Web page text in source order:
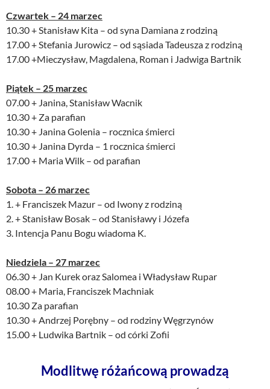
Czwartek – 24 marzec
10.30 + Stanisław Kita – od syna Damiana z rodziną
17.00 + Stefania Jurowicz – od sąsiada Tadeusza z rodziną
17.00 +Mieczysław, Magdalena, Roman i Jadwiga Bartnik
Piątek – 25 marzec
07.00 + Janina, Stanisław Wacnik
10.30 + Za parafian
10.30 + Janina Golenia – rocznica śmierci
10.30 + Janina Dyrda – 1 rocznica śmierci
17.00 + Maria Wilk – od parafian
Sobota – 26 marzec
1. + Franciszek Mazur – od Iwony z rodziną
2. + Stanisław Bosak – od Stanisławy i Józefa
3. Intencja Panu Bogu wiadoma K.
Niedziela – 27 marzec
06.30 + Jan Kurek oraz Salomea i Władysław Rupar
08.00 + Maria, Franciszek Machniak
10.30 Za parafian
10.30 + Andrzej Porębny – od rodziny Węgrzynów
15.00 + Ludwika Bartnik – od córki Zofii
Modlitwę różańcową prowadzą